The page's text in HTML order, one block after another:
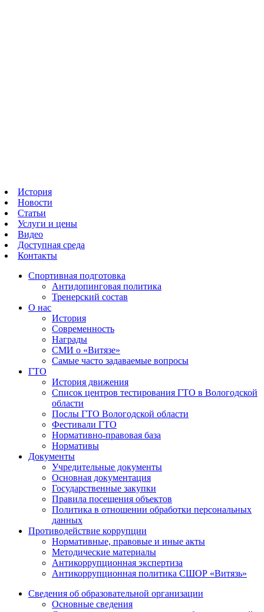
История
Новости
Статьи
Услуги и цены
Видео
Доступная среда
Контакты
Спортивная подготовка
Антидопинговая политика
Тренерский состав
О нас
История
Современность
Награды
СМИ о «Витязе»
Самые часто задаваемые вопросы
ГТО
История движения
Список центров тестирования ГТО в Вологодской
области
Послы ГТО Вологодской области
Фестивали ГТО
Нормативно-правовая база
Нормативы
Документы
Учредительные документы
Основная документация
Государственные закупки
Правила посещения объектов
Политика в отношении обработки персональных
данных
Противодействие коррупции
Нормативные, правовые и иные акты
Методические материалы
Антикоррупционная экспертиза
Антикоррупционная политика СШОР «Витязь»
Сведения об образовательной организации
Основные сведения